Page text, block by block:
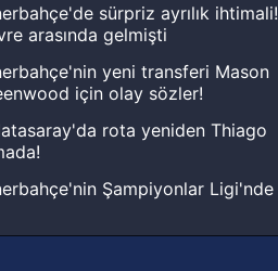
sürpriz ayrılık ihtimali!
arasında gelmişti
yeni transferi Mason
için olay sözler!
rota yeniden Thiago
Şampiyonlar Ligi'nde
elerlerse...